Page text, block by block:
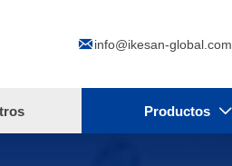
info@ikesan-global.com
Productos 